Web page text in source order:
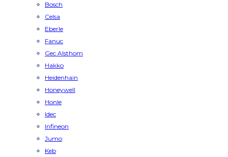
Bosch
Celsa
Eberle
Fanuc
Gec Alsthom
Hakko
Heidenhain
Honeywell
Honle
Idec
Infineon
Jumo
Keb